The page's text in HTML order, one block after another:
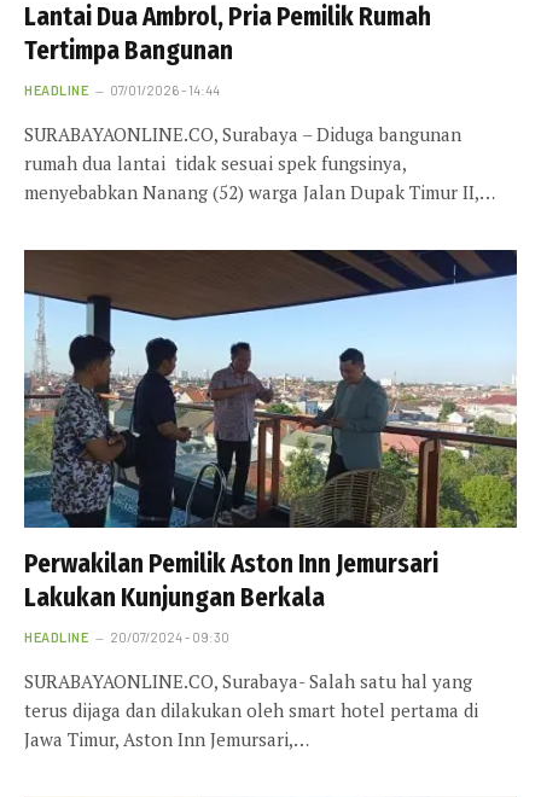
Lantai Dua Ambrol, Pria Pemilik Rumah
Tertimpa Bangunan
HEADLINE 07/01/2026 - 14:44
SURABAYAONLINE.CO, Surabaya – Diduga bangunan
rumah dua lantai tidak sesuai spek fungsinya,
menyebabkan Nanang (52) warga Jalan Dupak Timur II,…
Perwakilan Pemilik Aston Inn Jemursari
Lakukan Kunjungan Berkala
HEADLINE 20/07/2024 - 09:30
SURABAYAONLINE.CO, Surabaya- Salah satu hal yang
terus dijaga dan dilakukan oleh smart hotel pertama di
Jawa Timur, Aston Inn Jemursari,…